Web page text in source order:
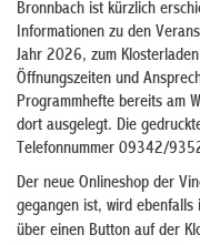
Bronnbach ist kürzlich
Informationen zu den
Jahr 2026, zum
Öffnungszeiten und
Programmhefte bereits am
dort ausgelegt. Die
Telefonnummer 09342/
Der neue Onlineshop der
gegangen ist, wird
über einen Button auf der